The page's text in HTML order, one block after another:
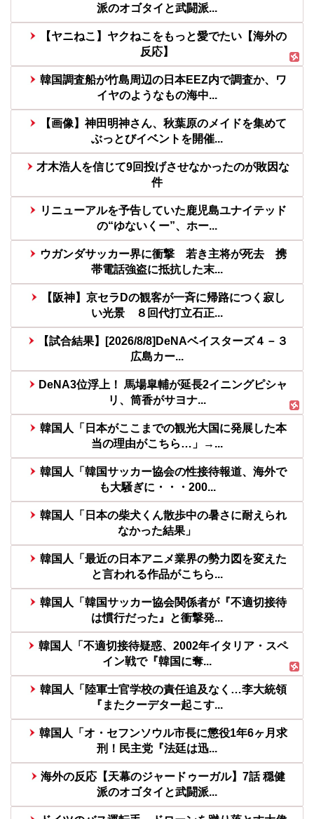
派のオゴタイと武闘派...
【ヤニねこ】ヤクねこをもっと愛でたい【海外の
反応】
韓国調査船が竹島周辺の日本EEZ内で調査か、ワ
イヤのようなもの海中...
【画像】神田明神さん、秋葉原のメイドを集めて
ぶっとびイベントを開催...
才木浩人を信じて9回投げさせなかったのが敗因な
件
リニューアルを予告していた鹿児島ユナイテッド
の“ゆないくー”、ホー...
ウガンダサッカー界に衝撃 若き主将が死去 携
帯電話強盗に抵抗した末...
【阪神】京セラDの観客が一斉に帰路につく寂し
い光景 ８回代打立石正...
【試合結果】[2026/8/8]DeNAベイスターズ４－３
広島カー...
DeNA3位浮上！ 馬場皐輔が延長2イニングピシャ
リ、筒香がサヨナ...
韓国人「日本がここまでの観光大国に発展した本
当の理由がこちら…」→...
韓国人「韓国サッカー協会の性接待報道、海外で
も大騒ぎに・・・200...
韓国人「日本の柴犬くん散歩中の暑さに耐えられ
なかった結果」
韓国人「最近の日本アニメ業界の勢力図を変えた
と言われる作品がこちら...
韓国人「韓国サッカー協会関係者が『不適切接待
は慣行だった』と衝撃発...
韓国人「不適切接待疑惑、2002年イタリア・スペ
イン戦で『韓国に奪...
韓国人「陸軍士官学校の責任追及なく…李大統領
『またクーデター起こす...
韓国人「オ・セフンソウル市長に懲役1年6ヶ月求
刑！民主党『法廷は迅...
海外の反応【天幕のジャードゥーガル】7話 穏健
派のオゴタイと武闘派...